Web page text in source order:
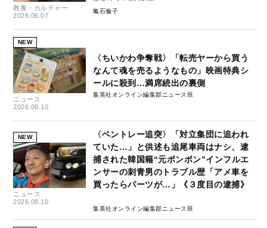
教養・カルチャー
2026.06.07
亀石倫子
NEW
ニュース
2026.08.10
〈ちいかわ争奪戦〉「転売ヤーから買う
なんて魂を売るようなもの」映画特典シ
ールに殺到…満席続出の裏側
集英社オンライン編集部ニュース班
NEW
ニュース
2026.08.10
〈ベントレー追突〉「対立集団に追われ
ていた…」と供述も追尾車両はナシ、逮
捕された韓国籍“元ボンボン”インフルエ
ンサーの刺青男のトラブル歴「アメ車を
買ったらパーツが…」《３度目の逮捕》
集英社オンライン編集部ニュース班